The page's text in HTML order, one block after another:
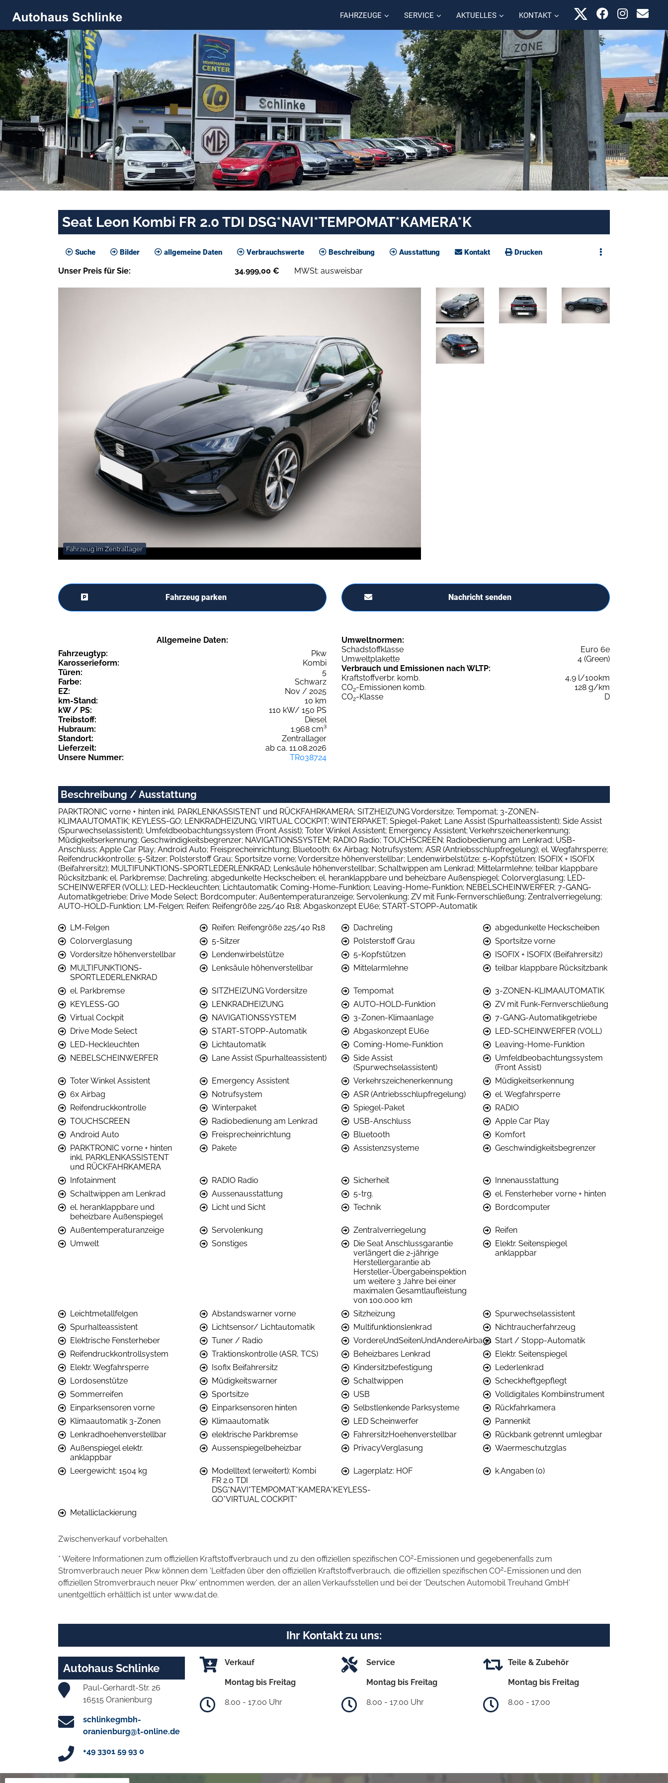
FAHRZEUGE SERVICE AKTUELLES KONTAKT
Seat Leon Kombi FR 2.0 TDI DSG*NAVI*TEMPOMAT*KAMERA*K
Suche Bilder allgemeine Daten Verbrauchswerte Beschreibung Ausstattung Kontakt Drucken
Unser Preis für Sie: 34.999,00 € MWSt: ausweisbar
Fahrzeug im Zentrallager
Fahrzeug parken Nachricht senden
Allgemeine Daten:
Fahrzeugtyp:
Pkw
Karosserieform:
Kombi
Türen:
5
Farbe:
Schwarz
EZ:
Nov / 2025
km-Stand:
10 km
kW / PS:
110 kW/ 150 PS
Treibstoff:
Diesel
Hubraum:
1.968 cm³
Standort:
Zentrallager
Lieferzeit:
ab ca. 11.08.2026
Unsere Nummer:
TR038724
Umweltnormen:
Schadstoffklasse
Euro 6e
Umweltplakette
4 (Green)
Verbrauch und Emissionen nach WLTP:
Kraftstoffverbr. komb.
4,9 l/100km
CO2-Emissionen komb.
128 g/km
CO2-Klasse D
Beschreibung / Ausstattung
PARKTRONIC vorne + hinten inkl. PARKLENKASSISTENT und RÜCKFAHRKAMERA; SITZHEIZUNG Vordersitze; Tempomat; 3-ZONEN-
KLIMAAUTOMATIK; KEYLESS-GO; LENKRADHEIZUNG; VIRTUAL COCKPIT; WINTERPAKET; Spiegel-Paket; Lane Assist (Spurhalteassistent); Side Assist
(Spurwechselassistent); Umfeldbeobachtungssystem (Front Assist); Toter Winkel Assistent; Emergency Assistent; Verkehrszeichenerkennung;
Müdigkeitserkennung; Geschwindigkeitsbegrenzer; NAVIGATIONSSYSTEM; RADIO Radio; TOUCHSCREEN; Radiobedienung am Lenkrad; USB-
Anschluss; Apple Car Play; Android Auto; Freisprecheinrichtung; Bluetooth; 6x Airbag; Notrufsystem; ASR (Antriebsschlupfregelung); el. Wegfahrsperre;
Reifendruckkontrolle; 5-Sitzer; Polsterstoff Grau; Sportsitze vorne; Vordersitze höhenverstellbar; Lendenwirbelstütze; 5-Kopfstützen; ISOFIX + ISOFIX
(Beifahrersitz); MULTIFUNKTIONS-SPORTLEDERLENKRAD; Lenksäule höhenverstellbar; Schaltwippen am Lenkrad; Mittelarmlehne; teilbar klappbare
Rücksitzbank; el. Parkbremse; Dachreling; abgedunkelte Heckscheiben; el. heranklappbare und beheizbare Außenspiegel; Colorverglasung; LED-
SCHEINWERFER (VOLL); LED-Heckleuchten; Lichtautomatik; Coming-Home-Funktion; Leaving-Home-Funktion; NEBELSCHEINWERFER; 7-GANG-
Automatikgetriebe; Drive Mode Select; Bordcomputer; Außentemperaturanzeige; Servolenkung; ZV mit Funk-Fernverschließung; Zentralverriegelung;
AUTO-HOLD-Funktion; LM-Felgen; Reifen: Reifengröße 225/40 R18; Abgaskonzept EU6e; START-STOPP-Automatik
LM-Felgen Reifen: Reifengröße 225/40 R18 Dachreling
abgedunkelte Heckscheiben
Colorverglasung
5-Sitzer Polsterstoff Grau
Sportsitze vorne
Vordersitze höhenverstellbar
Lendenwirbelstütze 5-Kopfstützen
ISOFIX + ISOFIX (Beifahrersitz)
MULTIFUNKTIONS-
SPORTLEDERLENKRAD
Lenksäule höhenverstellbar Mittelarmlehne teilbar klappbare Rücksitzbank
el. Parkbremse SITZHEIZUNG Vordersitze Tempomat
3-ZONEN-KLIMAAUTOMATIK
KEYLESS-GO
LENKRADHEIZUNG AUTO-HOLD-Funktion
ZV mit Funk-Fernverschließung
Virtual Cockpit
NAVIGATIONSSYSTEM 3-Zonen-Klimaanlage
7-GANG-Automatikgetriebe
Drive Mode Select
START-STOPP-Automatik Abgaskonzept EU6e
LED-SCHEINWERFER (VOLL)
LED-Heckleuchten
Lichtautomatik Coming-Home-Funktion
Leaving-Home-Funktion
NEBELSCHEINWERFER
Lane Assist (Spurhalteassistent)
Side Assist
(Spurwechselassistent)
Umfeldbeobachtungssystem
(Front Assist)
Toter Winkel Assistent
Emergency Assistent Verkehrszeichenerkennung
Müdigkeitserkennung
6x Airbag
Notrufsystem ASR (Antriebsschlupfregelung)
el. Wegfahrsperre
Reifendruckkontrolle
Winterpaket Spiegel-Paket
RADIO
TOUCHSCREEN
Radiobedienung am Lenkrad USB-Anschluss
Apple Car Play
Android Auto
Freisprecheinrichtung Bluetooth
Komfort
PARKTRONIC vorne + hinten
inkl. PARKLENKASSISTENT
und RÜCKFAHRKAMERA
Pakete Assistenzsysteme Geschwindigkeitsbegrenzer
Infotainment RADIO Radio Sicherheit
Innenausstattung
Schaltwippen am Lenkrad
Aussenausstattung 5-trg.
el. Fensterheber vorne + hinten
el. heranklappbare und
beheizbare Außenspiegel
Licht und Sicht Technik Bordcomputer
Außentemperaturanzeige Servolenkung Zentralverriegelung
Reifen
Umwelt
Sonstiges
Die Seat Anschlussgarantie
verlängert die 2-jährige
Herstellergarantie ab
Hersteller-Übergabeinspektion
um weitere 3 Jahre bei einer
maximalen Gesamtlaufleistung
von 100.000 km
Elektr. Seitenspiegel
anklappbar
Leichtmetallfelgen Abstandswarner vorne Sitzheizung
Spurwechselassistent
Spurhalteassistent
Lichtsensor/ Lichtautomatik Multifunktionslenkrad
Nichtraucherfahrzeug
Elektrische Fensterheber
Tuner / Radio VordereUndSeitenUndAndereAirbags Start / Stopp-Automatik
Reifendruckkontrollsystem
Traktionskontrolle (ASR, TCS) Beheizbares Lenkrad
Elektr. Seitenspiegel
Elektr. Wegfahrsperre
Isofix Beifahrersitz Kindersitzbefestigung
Lederlenkrad
Lordosenstütze
Müdigkeitswarner Schaltwippen
Scheckheftgepflegt
Sommerreifen
Sportsitze USB
Volldigitales Kombiinstrument
Einparksensoren vorne
Einparksensoren hinten Selbstlenkende Parksysteme
Rückfahrkamera
Klimaautomatik 3-Zonen
Klimaautomatik LED Scheinwerfer
Pannenkit
Lenkradhoehenverstellbar
elektrische Parkbremse FahrersitzHoehenverstellbar
Rückbank getrennt umlegbar
Außenspiegel elektr.
anklappbar
Aussenspiegelbeheizbar PrivacyVerglasung Waermeschutzglas
Leergewicht: 1504 kg
Modelltext (erweitert): Kombi
FR 2.0 TDI
DSG*NAVI*TEMPOMAT*KAMERA*KEYLESS-
GO*VIRTUAL COCKPIT*
Lagerplatz: HOF k.Angaben (0)
Metalliclackierung
Zwischenverkauf vorbehalten.
* Weitere Informationen zum offiziellen Kraftstoffverbrauch und zu den offiziellen spezifischen CO2-Emissionen und gegebenenfalls zum
Stromverbrauch neuer Pkw können dem 'Leitfaden über den offiziellen Kraftstoffverbrauch, die offiziellen spezifischen CO2-Emissionen und den
offiziellen Stromverbrauch neuer Pkw' entnommen werden, der an allen Verkaufsstellen und bei der 'Deutschen Automobil Treuhand GmbH'
unentgeltlich erhältlich ist unter www.dat.de.
Ihr Kontakt zu uns:
Autohaus Schlinke
Paul-Gerhardt-Str. 26
16515 Oranienburg
schlinkegmbh-
oranienburg@t-online.de
+49 3301 59 93 0
Verkauf
Montag bis Freitag
8.00 - 17.00 Uhr
Service
Montag bis Freitag
8.00 - 17.00 Uhr
Teile & Zubehör
Montag bis Freitag
8.00 - 17.00